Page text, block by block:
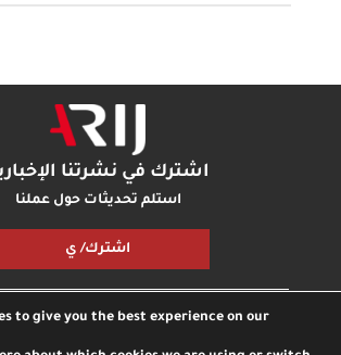
اشترك في نشرتنا
استلم تحديثات حول عملنا
اشترك/ ي
مكتبة أريجبودكاست أريجاتصل بنا
to give you the best experience on our